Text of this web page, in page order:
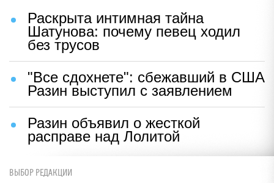
Раскрыта интимная тайна
Шатунова: почему певец ходил
без трусов
"Все сдохнете": сбежавший в США
Разин выступил с заявлением
Разин объявил о жесткой
расправе над Лолитой
ВЫБОР РЕДАКЦИИ